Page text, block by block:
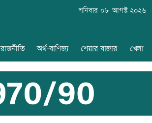
শনিবার ০৮ আগস্ট ২০২৬
রাজনীতি অর্থ-বাণিজ্য শেয়ার বাজার খেলা